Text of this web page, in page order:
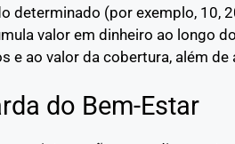
determinado (por exemplo, 10,
valor em dinheiro ao longo
ao valor da cobertura, além de
do Bem-Estar